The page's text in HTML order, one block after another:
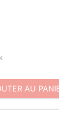
AU